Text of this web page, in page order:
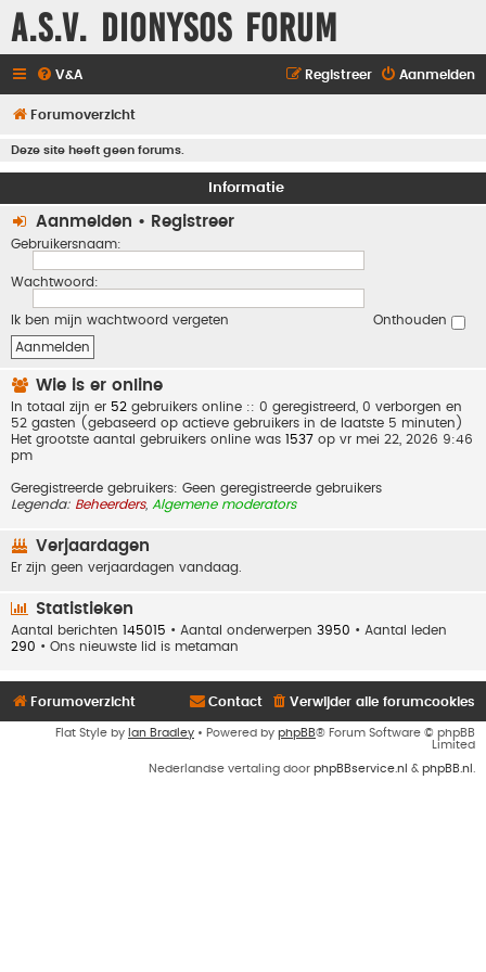
A.S.V. Dionysos Forum
V&A Aanmelden
Registreer
Forumoverzicht
Deze site heeft geen forums.
Informatie
Aanmelden • Registreer
Gebruikersnaam:
Wachtwoord:
Ik ben mijn wachtwoord vergeten Onthouden
Wie is er online
In totaal zijn er 52 gebruikers online :: 0 geregistreerd, 0 verborgen en
52 gasten (gebaseerd op actieve gebruikers in de laatste 5 minuten)
Het grootste aantal gebruikers online was 1537 op vr mei 22, 2026 9:46
pm
Geregistreerde gebruikers: Geen geregistreerde gebruikers
Legenda: Beheerders, Algemene moderators
Verjaardagen
Er zijn geen verjaardagen vandaag.
Statistieken
Aantal berichten 145015 • Aantal onderwerpen 3950 • Aantal leden
290 • Ons nieuwste lid is metaman
Forumoverzicht Verwijder alle forumcookies
Contact
Flat Style by Ian Bradley • Powered by phpBB® Forum Software © phpBB
Limited
Nederlandse vertaling door phpBBservice.nl & phpBB.nl